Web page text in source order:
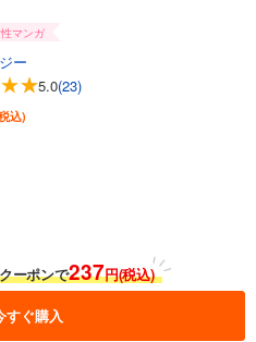
マンガ
ー
5.0(23)
込)
ーポンで237円(税込)
すぐ購入